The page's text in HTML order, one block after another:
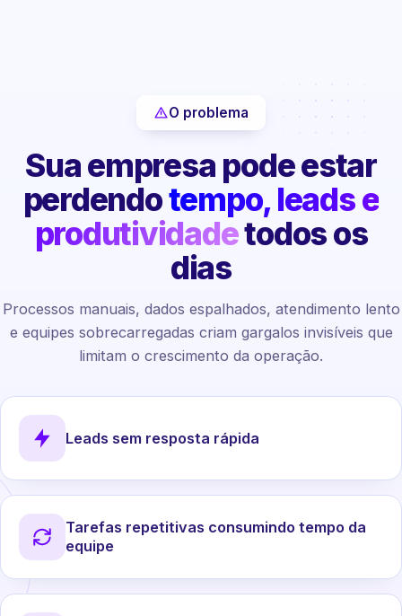
O problema
Sua empresa pode estar
perdendotempo, leads e
produtividadetodos os
dias
Processos manuais, dados espalhados, atendimento lento
e equipes sobrecarregadas criam gargalos invisíveis que
limitam o crescimento da operação.
Leads sem resposta rápida
Tarefas repetitivas consumindo tempo da
equipe